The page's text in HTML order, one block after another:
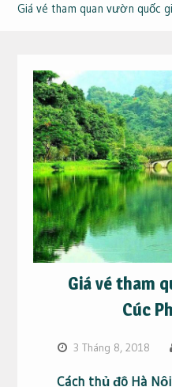
Giá vé tham quan vườn quốc
Giá vé tham
Cúc
3 Tháng 8, 2018
Cách thủ đô Hà